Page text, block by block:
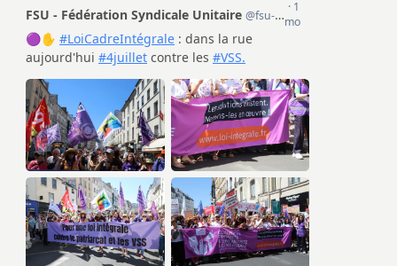
e
g
r
é
O
r